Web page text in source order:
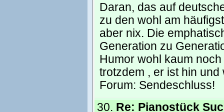
Daran, das auf
zu den wohl am
aber nix. Die
Generation zu
Humor wohl kaum
trotzdem , er ist hin und
Forum: Sendeschluss!
30. Re: Pianostück